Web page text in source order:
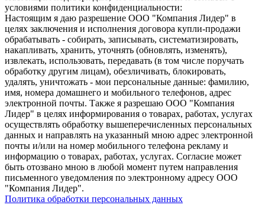
условиями политики конфиденциальности:
Настоящим я даю разрешение ООО "Компания Лидер" в
целях заключения и исполнения договора купли-продажи
обрабатывать - собирать, записывать, систематизировать,
накапливать, хранить, уточнять (обновлять, изменять),
извлекать, использовать, передавать (в том числе поручать
обработку другим лицам), обезличивать, блокировать,
удалять, уничтожать - мои персональные данные: фамилию,
имя, номера домашнего и мобильного телефонов, адрес
электронной почты. Также я разрешаю ООО "Компания
Лидер" в целях информирования о товарах, работах, услугах
осуществлять обработку вышеперечисленных персональных
данных и направлять на указанный мною адрес электронной
почты и/или на номер мобильного телефона рекламу и
информацию о товарах, работах, услугах. Согласие может
быть отозвано мною в любой момент путем направления
письменного уведомления по электронному адресу ООО
"Компания Лидер".
Политика обработки персональных данных